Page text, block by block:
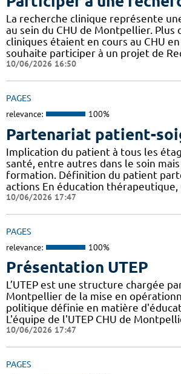
La recherche clinique représente
au sein du CHU de Montpellier. Plus
cliniques étaient en cours au CHU
souhaite participer à un projet de
10/06/2026 16:50
PAGES
relevance: 100%
Partenariat patient-
Implication du patient à tous les
santé, entre autres dans le soin mais
formation. Définition du patient
actions En éducation thérapeutique,
10/06/2026 17:47
PAGES
relevance: 100%
Présentation UTEP
L’UTEP est une structure chargée
Montpellier de la mise en
politique définie en matière
L'équipe de l'UTEP CHU de
10/06/2026 17:47
PAGES